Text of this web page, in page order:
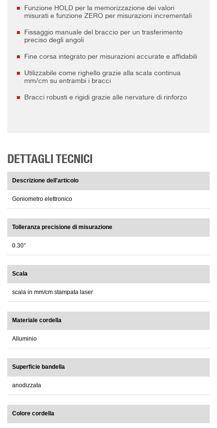
Funzione HOLD per la memorizzazione dei valori
misurati e funzione ZERO per misurazioni incrementali
Fissaggio manuale del braccio per un trasferimento
preciso degli angoli
Fine corsa integrato per misurazioni accurate e affidabili
Utilizzabile come righello grazie alla scala continua
mm/cm su entrambi i bracci
Bracci robusti e rigidi grazie alle nervature di rinforzo
DETTAGLI TECNICI
Descrizione dell'articolo
Goniometro elettronico
Tolleranza precisione di misurazione
0.30°
Scala
scala in mm/cm stampata laser
Materiale cordella
Alluminio
Superficie bandella
anodizzata
Colore cordella